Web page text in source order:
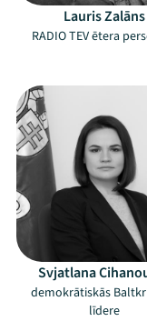
Lauris Zalāns
RADIO TEV ētera
Svjatlana
demokrātiskās
līdere